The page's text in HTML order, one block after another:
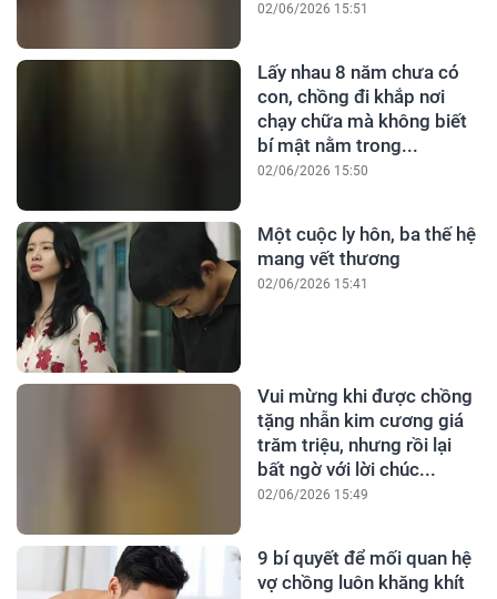
02/06/2026 15:51
Lấy nhau 8 năm chưa có
con, chồng đi khắp nơi
chạy chữa mà không biết
bí mật nằm trong...
02/06/2026 15:50
Một cuộc ly hôn, ba thế hệ
mang vết thương
02/06/2026 15:41
Vui mừng khi được chồng
tặng nhẫn kim cương giá
trăm triệu, nhưng rồi lại
bất ngờ với lời chúc...
02/06/2026 15:49
9 bí quyết để mối quan hệ
vợ chồng luôn khăng khít